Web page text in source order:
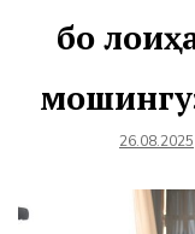
бо
26.08.2025